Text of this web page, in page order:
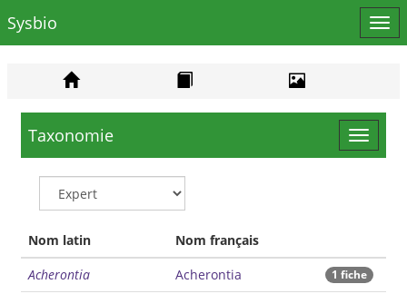
le
Sysbio
Toggle
Taxonomie
Nom latin
Nom français
Acherontia
Acherontia 1 fiche